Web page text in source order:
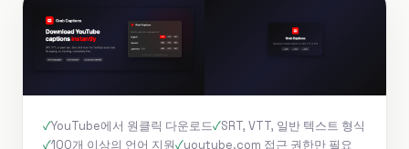
YouTube에서 원클릭 다운로드
SRT, VTT, 일반 텍스트 형식
100개 이상의 언어 지원
youtube.com 접근 권한만 필요